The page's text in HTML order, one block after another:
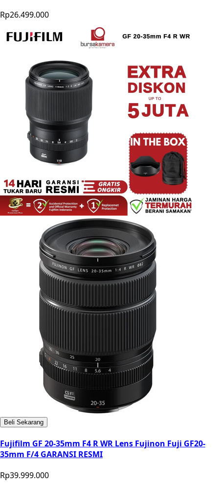
Rp26.499.000
Beli Sekarang
Fujifilm GF 20-35mm F4 R WR Lens Fujinon Fuji GF20-
35mm F/4 GARANSI RESMI
Rp39.999.000